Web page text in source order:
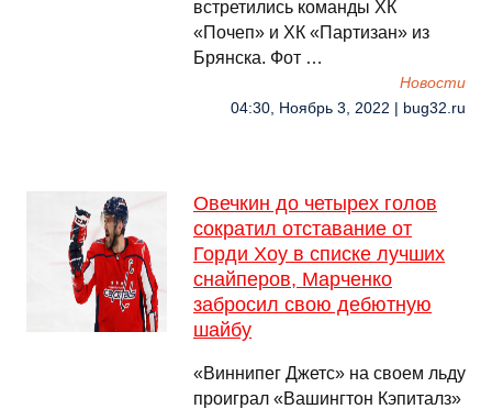
встретились команды ХК
«Почеп» и ХК «Партизан» из
Брянска. Фот …
Новости
04:30, Ноябрь 3, 2022 | bug32.ru
Овечкин до четырех голов
сократил отставание от
Горди Хоу в списке лучших
снайперов, Марченко
забросил свою дебютную
шайбу
«Виннипег Джетс» на своем льду
проиграл «Вашингтон Кэпиталз»